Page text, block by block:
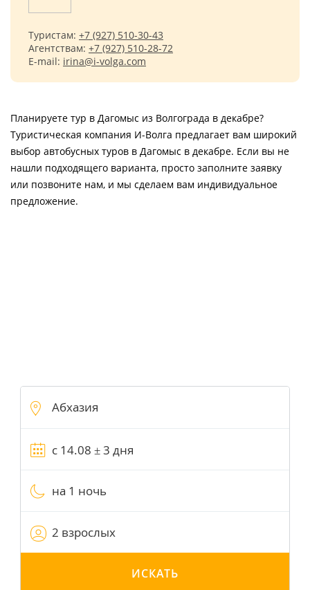
Туристам: +7 (927) 510-30-43
Агентствам: +7 (927) 510-28-72
E-mail: irina@i-volga.com
Планируете тур в Дагомыс из Волгограда в декабре?
Туристическая компания И-Волга предлагает вам широкий
выбор автобусных туров в Дагомыс в декабре. Если вы не
нашли подходящего варианта, просто заполните заявку
или позвоните нам, и мы сделаем вам индивидуальное
предложение.
на 1 ночь
2 взрослых
ИСКАТЬ